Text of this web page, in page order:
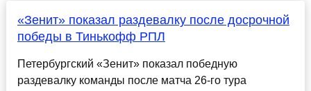
«Зенит» показал раздевалку после досрочной
победы в Тинькофф РПЛ
Петербургский «Зенит» показал победную
раздевалку команды после матча 26-го тура